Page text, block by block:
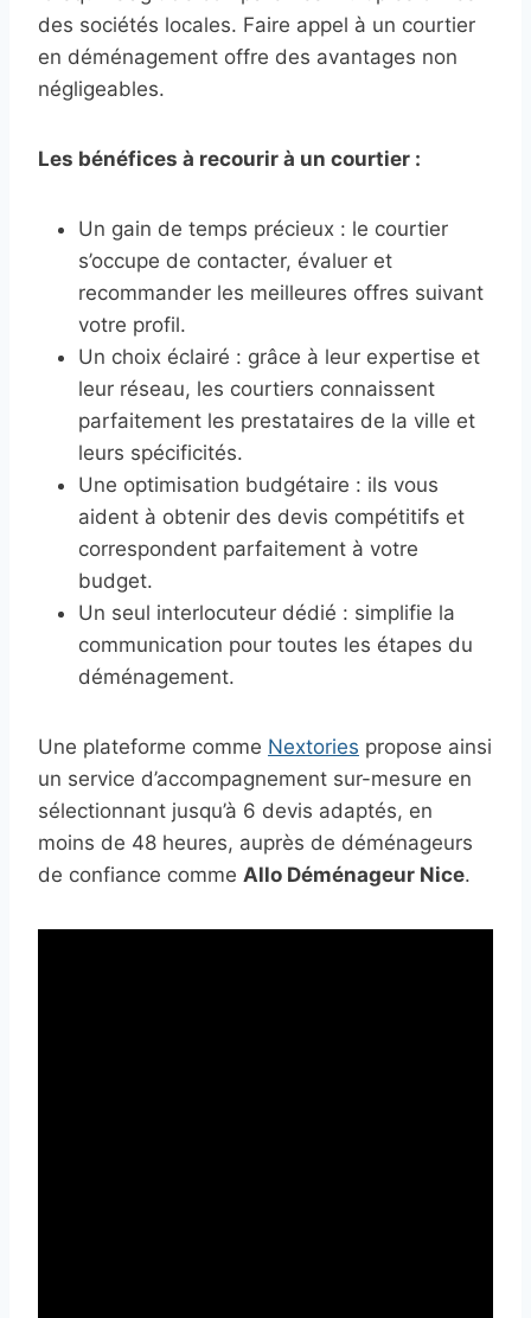
des sociétés locales. Faire appel à un courtier
en déménagement offre des avantages non
négligeables.
Les bénéfices à recourir à un courtier :
Un gain de temps précieux : le courtier
s’occupe de contacter, évaluer et
recommander les meilleures offres suivant
votre profil.
Un choix éclairé : grâce à leur expertise et
leur réseau, les courtiers connaissent
parfaitement les prestataires de la ville et
leurs spécificités.
Une optimisation budgétaire : ils vous
aident à obtenir des devis compétitifs et
correspondent parfaitement à votre
budget.
Un seul interlocuteur dédié : simplifie la
communication pour toutes les étapes du
déménagement.
Une plateforme comme Nextories propose ainsi
un service d’accompagnement sur-mesure en
sélectionnant jusqu’à 6 devis adaptés, en
moins de 48 heures, auprès de déménageurs
de confiance comme Allo Déménageur Nice.